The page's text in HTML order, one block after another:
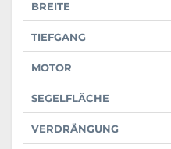
BREITE
TIEFGANG
MOTOR
SEGELFLÄCHE
VERDRÄNGUNG